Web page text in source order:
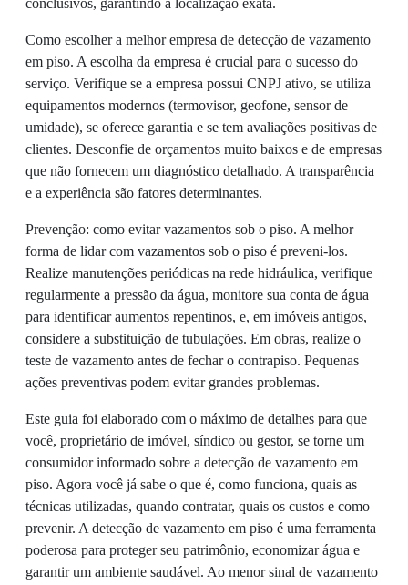
conclusivos, garantindo a localização exata.
Como escolher a melhor empresa de detecção de vazamento
em piso. A escolha da empresa é crucial para o sucesso do
serviço. Verifique se a empresa possui CNPJ ativo, se utiliza
equipamentos modernos (termovisor, geofone, sensor de
umidade), se oferece garantia e se tem avaliações positivas de
clientes. Desconfie de orçamentos muito baixos e de empresas
que não fornecem um diagnóstico detalhado. A transparência
e a experiência são fatores determinantes.
Prevenção: como evitar vazamentos sob o piso. A melhor
forma de lidar com vazamentos sob o piso é preveni-los.
Realize manutenções periódicas na rede hidráulica, verifique
regularmente a pressão da água, monitore sua conta de água
para identificar aumentos repentinos, e, em imóveis antigos,
considere a substituição de tubulações. Em obras, realize o
teste de vazamento antes de fechar o contrapiso. Pequenas
ações preventivas podem evitar grandes problemas.
Este guia foi elaborado com o máximo de detalhes para que
você, proprietário de imóvel, síndico ou gestor, se torne um
consumidor informado sobre a detecção de vazamento em
piso. Agora você já sabe o que é, como funciona, quais as
técnicas utilizadas, quando contratar, quais os custos e como
prevenir. A detecção de vazamento em piso é uma ferramenta
poderosa para proteger seu patrimônio, economizar água e
garantir um ambiente saudável. Ao menor sinal de vazamento